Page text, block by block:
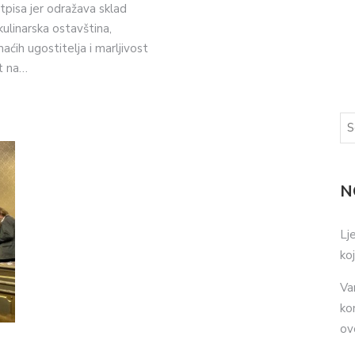
jer odražava sklad
ostavština,
ugostitelja i marljivost
na…